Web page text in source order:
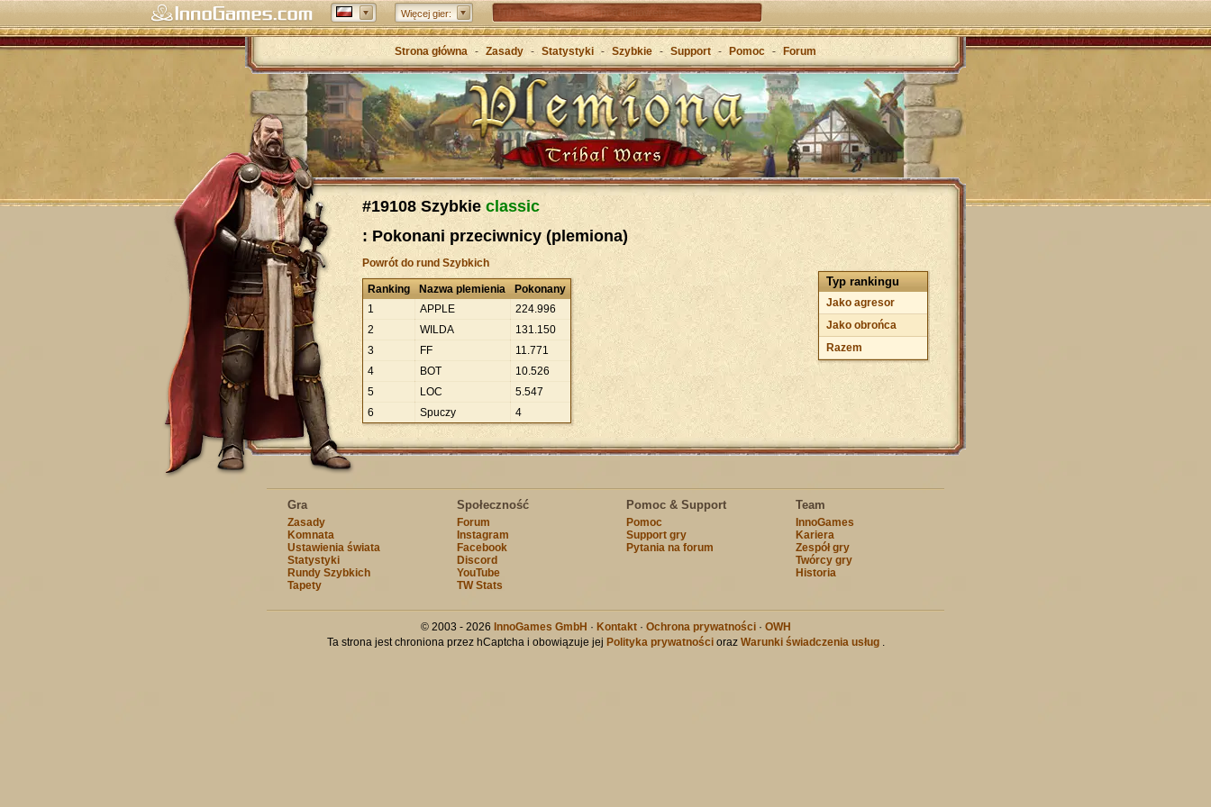
Więcej gier: Tribal Wars 2 – następca kultowej gry
Forge of Empires – Strategia o epokach cywilizacji
Grepolis – Wznieś imperium w antycznej Grecji
Strona główna - Zasady - Statystyki - Szybkie - Support - Pomoc - Forum
#19108 Szybkie classic
: Pokonani przeciwnicy (plemiona)
Powrót do rund Szybkich
Typ rankingu
Jako agresor
Jako obrońca
Razem
Ranking Nazwa plemienia
Pokonany
1
APPLE 224.996
2
WILDA 131.150
3
FF 11.771
4
BOT 10.526
5
LOC 5.547
6
Spuczy 4
Gra
Zasady
Komnata
Ustawienia świata
Statystyki
Rundy Szybkich
Tapety
Społeczność
Forum
Instagram
Facebook
Discord
YouTube
TW Stats
Pomoc & Support
Pomoc
Support gry
Pytania na forum
Team
InnoGames
Kariera
Zespół gry
Twórcy gry
Historia
© 2003 - 2026 InnoGames GmbH · Kontakt· Ochrona prywatności· OWH
Ta strona jest chroniona przez hCaptcha i obowiązuje jej Polityka prywatnościoraz Warunki świadczenia usług.